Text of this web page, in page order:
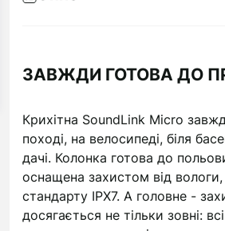
ЗАВЖДИ ГОТОВА ДО
Крихітна SoundLink Micro
поході, на велосипеді, біля
дачі. Колонка готова до
оснащена захистом від вологи,
стандарту IPX7. А головне -
досягається не тільки зовні: